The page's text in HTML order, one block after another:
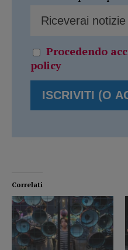
Procedendo
policy
Correlati